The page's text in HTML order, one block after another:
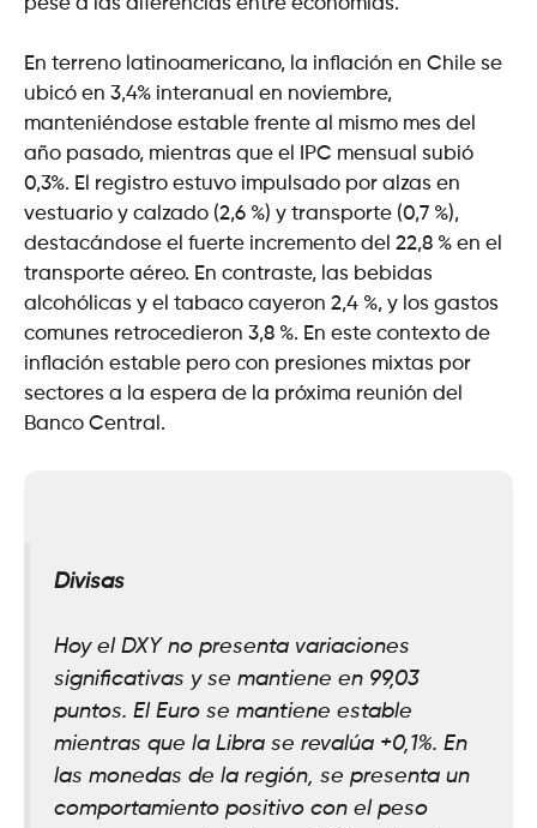
En terreno latinoamericano, la inflación en Chile se
ubicó en 3,4% interanual en noviembre,
manteniéndose estable frente al mismo mes del
año pasado, mientras que el IPC mensual subió
0,3%. El registro estuvo impulsado por alzas en
vestuario y calzado (2,6 %) y transporte (0,7 %),
destacándose el fuerte incremento del 22,8 % en el
transporte aéreo. En contraste, las bebidas
alcohólicas y el tabaco cayeron 2,4 %, y los gastos
comunes retrocedieron 3,8 %. En este contexto de
inflación estable pero con presiones mixtas por
sectores a la espera de la próxima reunión del
Banco Central.
Divisas
Hoy el DXY no presenta variaciones
significativas y se mantiene en 99,03
puntos. El Euro se mantiene estable
mientras que la Libra se revalúa +0,1%. En
las monedas de la región, se presenta un
comportamiento positivo con el peso